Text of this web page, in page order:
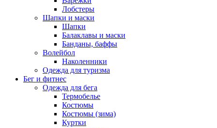
Лобстеры
Шапки и маски
Шапки
Балаклавы и маски
Банданы, баффы
Волейбол
Наколенники
Одежда для туризма
Бег и фитнес
Одежда для бега
Термобелье
Костюмы
Костюмы (зима)
Куртки